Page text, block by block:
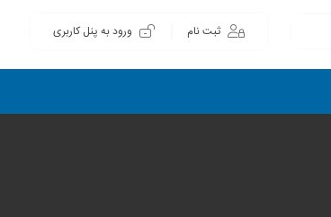
ثبت نام ورود به پنل کاربری